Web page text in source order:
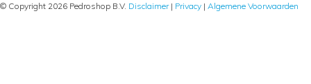
© Copyright 2026 Pedroshop B.V. Disclaimer| Privacy | Algemene Voorwaarden